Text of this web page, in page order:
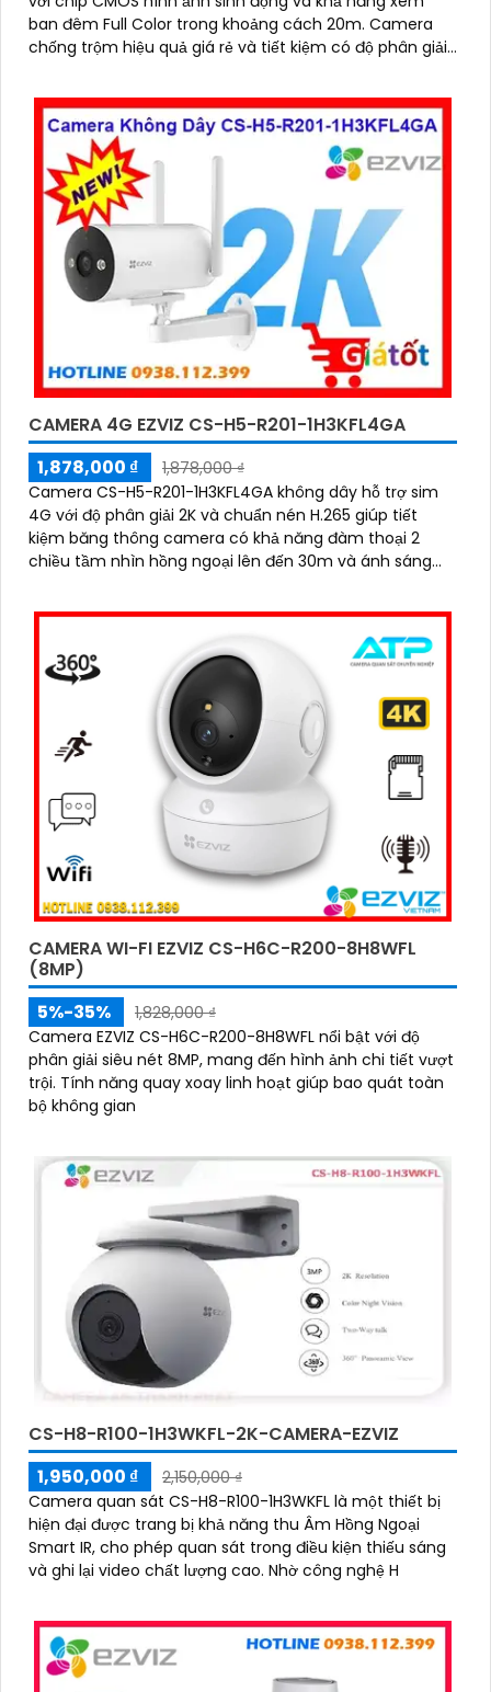
ban đêm Full Color trong khoảng cách 20m. Camera
chống trộm hiệu quả giá rẻ và tiết kiệm có độ phân giải
CAMERA 4G EZVIZ CS-H5-R201-1H3KFL4GA
1,878,000 ₫
1,878,000 ₫
Camera CS-H5-R201-1H3KFL4GA không dây hỗ trợ sim
4G với độ phân giải 2K và chuẩn nén H.265 giúp tiết
kiệm băng thông camera có khả năng đàm thoại 2
chiều tầm nhìn hồng ngoại lên đến 30m và ánh sáng
IP67 camera còn tích hợp tính năng phát hiện thông
minh và cảnh báo bằng còi và đèn chớp phù hợp cho
công trình kho hàng, nhà xưởng công trình
CAMERA WI-FI EZVIZ CS-H6C-R200-8H8WFL
(8MP)
5%-35%
1,828,000 ₫
Camera EZVIZ CS-H6C-R200-8H8WFL nổi bật với độ
phân giải siêu nét 8MP, mang đến hình ảnh chi tiết vượt
trội. Tính năng quay xoay linh hoạt giúp bao quát toàn
bộ không gian
CS-H8-R100-1H3WKFL-2K-CAMERA-EZVIZ
1,950,000 ₫
2,150,000 ₫
Camera quan sát CS-H8-R100-1H3WKFL là một thiết bị
hiện đại được trang bị khả năng thu Âm Hồng Ngoại
Smart IR, cho phép quan sát trong điều kiện thiếu sáng
và ghi lại video chất lượng cao. Nhờ công nghệ H